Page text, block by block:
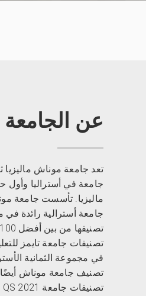
عن الجامعة
تعد جامعة موناش ماليزيا
جامعة في أستراليا
جامعة أسترالية رائدة
تصنيفات جامعة تايمز